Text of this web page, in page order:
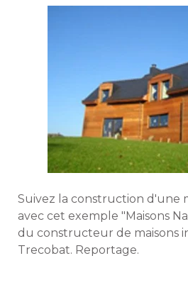
Suivez la construction d'une
avec cet exemple "Maisons
du constructeur de maisons
Trecobat. Reportage.